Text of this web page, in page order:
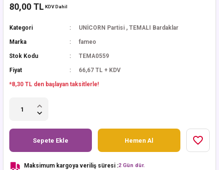
80,00 TL KDV Dahil
Kategori UNİCORN Partisi , TEMALI Bardaklar
Marka fameo
Stok Kodu TEMA0559
Fiyat 66,67 TL + KDV
*8,30 TL den başlayan taksitlerle!
Sepete Ekle Hemen Al
Maksimum kargoya veriliş süresi :2 Gün dür.